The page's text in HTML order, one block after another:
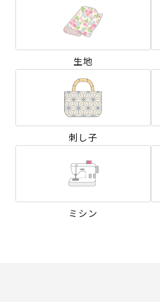
生地
刺し子
ミシン